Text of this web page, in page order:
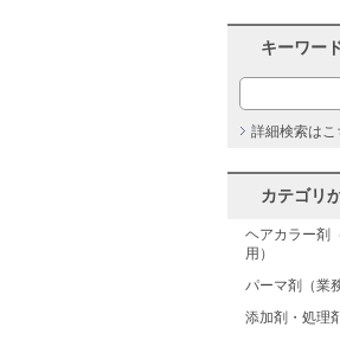
キーワー
詳細検索はこ
カテゴリ
ヘアカラー剤
用）
パーマ剤（業
添加剤・処理